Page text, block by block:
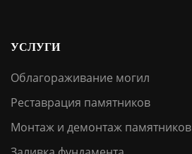
УСЛУГИ
Облагораживание могил
Реставрация памятников
Монтаж и демонтаж памятников